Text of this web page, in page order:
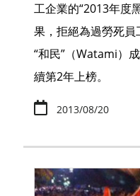
工企業的“2013年度
果，拒絕為過勞死
“和民”（Watami）
續第2年上榜。
2013/08/20